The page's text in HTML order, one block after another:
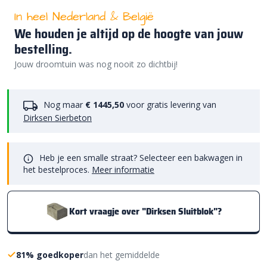
In heel Nederland & België
We houden je altijd op de hoogte van jouw
bestelling.
Jouw droomtuin was nog nooit zo dichtbij!
Nog maar € 1445,50 voor gratis levering van
Dirksen Sierbeton
Heb je een smalle straat? Selecteer een bakwagen in
het bestelproces. Meer informatie
Kort vraagje over "Dirksen Sluitblok"?
81% goedkoperdan het gemiddelde